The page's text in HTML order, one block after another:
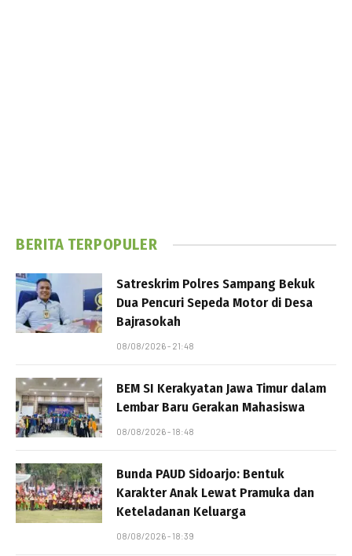
BERITA TERPOPULER
Satreskrim Polres Sampang Bekuk
Dua Pencuri Sepeda Motor di Desa
Bajrasokah
08/08/2026 - 21:48
BEM SI Kerakyatan Jawa Timur dalam
Lembar Baru Gerakan Mahasiswa
08/08/2026 - 18:48
Bunda PAUD Sidoarjo: Bentuk
Karakter Anak Lewat Pramuka dan
Keteladanan Keluarga
08/08/2026 - 18:39